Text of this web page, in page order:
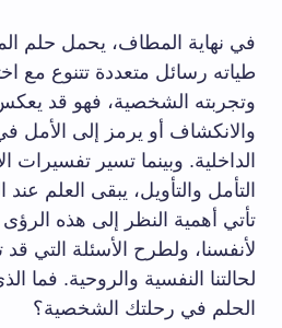
في نهاية المطاف، يحمل حلم
طياته رسائل متعددة تتنوع مع
وتجربته الشخصية، فهو قد
والانكشاف أو يرمز إلى الأمل
الداخلية. وبينما تسير تفسيرات
التأمل والتأويل، يبقى العلم
تأتي أهمية النظر إلى هذه
لأنفسنا، ولطرح الأسئلة التي
لحالتنا النفسية والروحية. فما
الحلم في رحلتك الشخصية؟